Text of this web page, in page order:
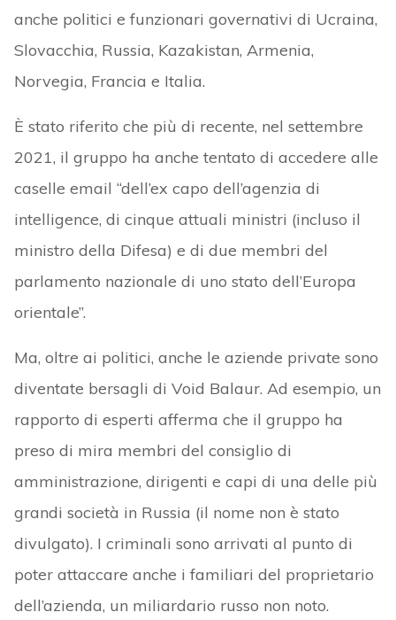
anche politici e funzionari governativi di Ucraina,
Slovacchia, Russia, Kazakistan, Armenia,
Norvegia, Francia e Italia.
È stato riferito che più di recente, nel settembre
2021, il gruppo ha anche tentato di accedere alle
caselle email “dell’ex capo dell’agenzia di
intelligence, di cinque attuali ministri (incluso il
ministro della Difesa) e di due membri del
parlamento nazionale di uno stato dell’Europa
orientale”.
Ma, oltre ai politici, anche le aziende private sono
diventate bersagli di Void Balaur. Ad esempio, un
rapporto di esperti afferma che il gruppo ha
preso di mira membri del consiglio di
amministrazione, dirigenti e capi di una delle più
grandi società in Russia (il nome non è stato
divulgato). I criminali sono arrivati al punto di
poter attaccare anche i familiari del proprietario
dell’azienda, un miliardario russo non noto.